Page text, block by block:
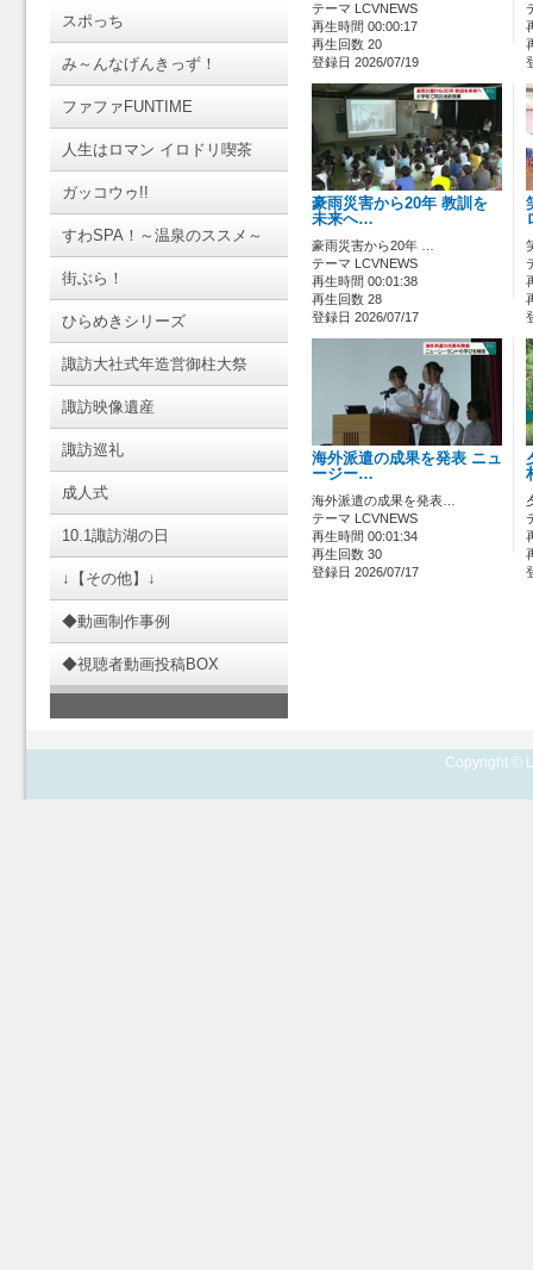
スポっち
み～んなげんきっず！
ファファFUNTIME
人生はロマン イロドリ喫茶
ガッコウゥ!!
すわSPA！～温泉のススメ～
街ぶら！
ひらめきシリーズ
諏訪大社式年造営御柱大祭
諏訪映像遺産
諏訪巡礼
成人式
10.1諏訪湖の日
↓【その他】↓
◆動画制作事例
◆視聴者動画投稿BOX
テーマ LCVNEWS
再生時間 00:00:17
再生回数 20
登録日 2026/07/19
豪雨災害から20年 教訓を
未来へ…
豪雨災害から20年 …
テーマ LCVNEWS
再生時間 00:01:38
再生回数 28
登録日 2026/07/17
海外派遣の成果を発表 ニュ
ージー…
海外派遣の成果を発表…
テーマ LCVNEWS
再生時間 00:01:34
再生回数 30
登録日 2026/07/17
Copyright ©